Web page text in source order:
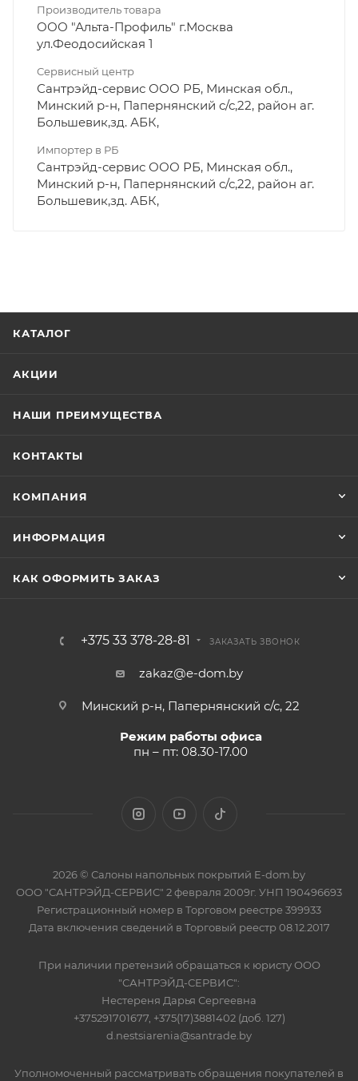
Производитель товара
ООО "Альта-Профиль" г.Москва
ул.Феодосийская 1
Сервисный центр
Сантрэйд-сервис ООО РБ, Минская обл.,
Минский р-н, Папернянский с/с,22, район аг.
Большевик,зд. АБК,
Импортер в РБ
Сантрэйд-сервис ООО РБ, Минская обл.,
Минский р-н, Папернянский с/с,22, район аг.
Большевик,зд. АБК,
КАТАЛОГ
АКЦИИ
НАШИ ПРЕИМУЩЕСТВА
КОНТАКТЫ
КОМПАНИЯ
ИНФОРМАЦИЯ
КАК ОФОРМИТЬ ЗАКАЗ
+375 33 378-28-81 ЗАКАЗАТЬ ЗВОНОК
zakaz@e-dom.by
Минский р-н, Папернянский с/с, 22
Режим работы офиса
пн – пт: 08.30-17.00
2026 © Салоны напольных покрытий E-dom.by
ООО "САНТРЭЙД-СЕРВИС" 2 февраля 2009г. УНП 190496693
Регистрационный номер в Торговом реестре 399933
Дата включения сведений в Торговый реестр 08.12.2017
При наличии претензий обращаться к юристу ООО
"САНТРЭЙД-СЕРВИС":
Нестереня Дарья Сергеевна
+375291701677, +375(17)3881402 (доб. 127)
d.nestsiarenia@santrade.by
Уполномоченный рассматривать обращения покупателей в